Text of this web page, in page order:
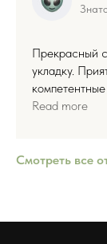
Прекрасный
укладку.
рассказали
Read more
Смотреть все